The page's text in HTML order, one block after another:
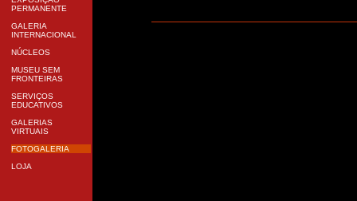
PERMANENTE
GALERIA
INTERNACIONAL
NÚCLEOS
MUSEU SEM
FRONTEIRAS
SERVIÇOS
EDUCATIVOS
GALERIAS
VIRTUAIS
FOTOGALERIA
LOJA